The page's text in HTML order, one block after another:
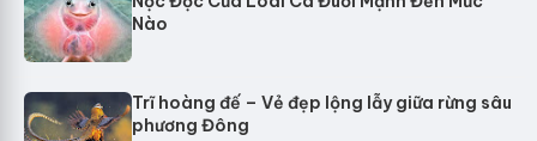
Nào
Trĩ hoàng đế – Vẻ đẹp lộng lẫy giữa rừng sâu
phương Đông